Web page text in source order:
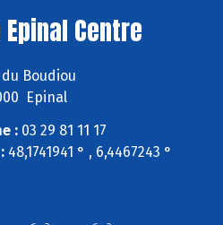
Centre
Boudiou
Epinal
: 03 29 81 11 17
48,1741941 ° , 6,4467243 °